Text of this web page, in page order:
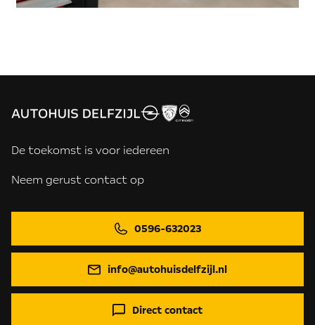
De toekomst is voor iedereen
Neem gerust contact op
0596-632023
info@autohuisdelfzijl.nl
Direct contact